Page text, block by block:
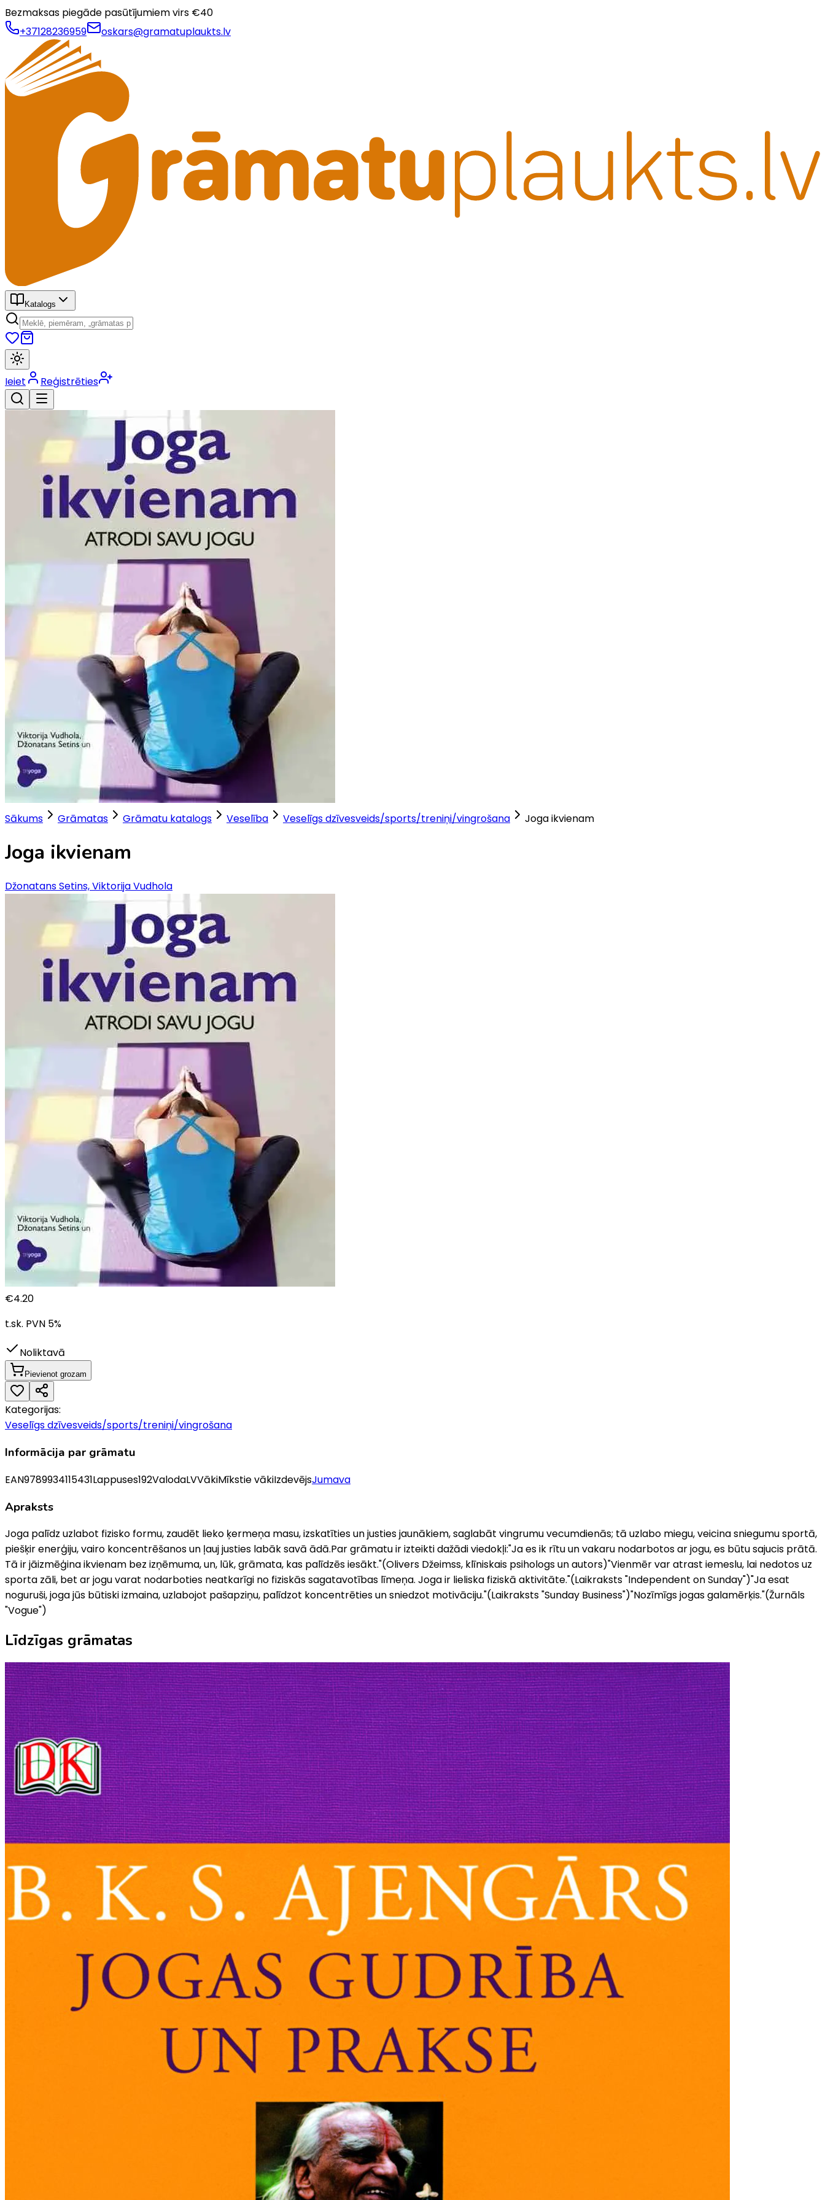
Bezmaksas piegāde pasūtījumiem virs €40
+37128236959
oskars@gramatuplaukts.lv
Katalogs
Ieiet Reģistrēties
Sākums Grāmatas Grāmatu katalogs Veselība Veselīgs dzīvesveids/sports/treniņi/vingrošana Joga ikvienam
Joga ikvienam
Džonatans Setins, Viktorija Vudhola
€4.20
t.sk. PVN 5%
Noliktavā
Pievienot grozam
Kategorijas:
Veselīgs dzīvesveids/sports/treniņi/vingrošana
Informācija par grāmatu
EAN9789934115431Lappuses192ValodaLVVākiMīkstie vākiIzdevējsJumava
Apraksts
Joga palīdz uzlabot fizisko formu, zaudēt lieko ķermeņa masu, izskatīties un justies jaunākiem, saglabāt vingrumu vecumdienās; tā uzlabo miegu, veicina sniegumu sportā,
piešķir enerģiju, vairo koncentrēšanos un ļauj justies labāk savā ādā.Par grāmatu ir izteikti dažādi viedokļi:"Ja es ik rītu un vakaru nodarbotos ar jogu, es būtu sajucis prātā.
Tā ir jāizmēģina ikvienam bez izņēmuma, un, lūk, grāmata, kas palīdzēs iesākt."(Olivers Džeimss, klīniskais psihologs un autors)"Vienmēr var atrast iemeslu, lai nedotos uz
sporta zāli, bet ar jogu varat nodarboties neatkarīgi no fiziskās sagatavotības līmeņa. Joga ir lieliska fiziskā aktivitāte."(Laikraksts "Independent on Sunday")"Ja esat
noguruši, joga jūs būtiski izmaina, uzlabojot pašapziņu, palīdzot koncentrēties un sniedzot motivāciju."(Laikraksts "Sunday Business")"Nozīmīgs jogas galamērķis."(Žurnāls
"Vogue")
Līdzīgas grāmatas